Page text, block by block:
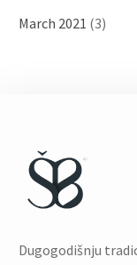
March 2021 (3)
Dugogodišnju